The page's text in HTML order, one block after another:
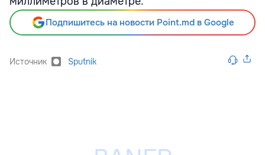
Подпишитесь на новости Point.md в Google
Источник Sputnik